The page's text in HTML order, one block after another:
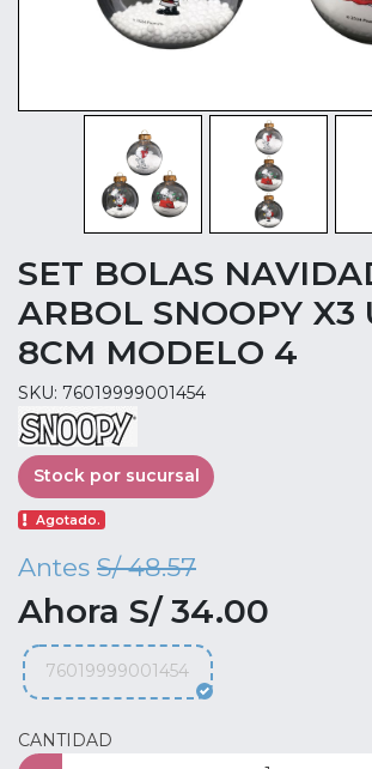
SET BOLAS
ARBOL SNOOPY X3
8CM MODELO 4
SKU: 76019999001454
Stock por sucursal
Agotado.
Antes S/ 48.57
Ahora S/ 34.00
76019999001454
CANTIDAD